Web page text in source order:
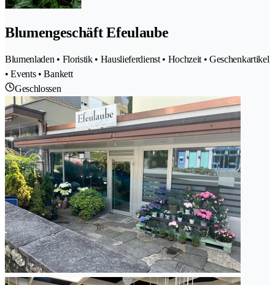
Blumengeschäft Efeulaube
Blumenladen • Floristik • Hauslieferdienst • Hochzeit • Geschenkartikel
• Events • Bankett
Geschlossen